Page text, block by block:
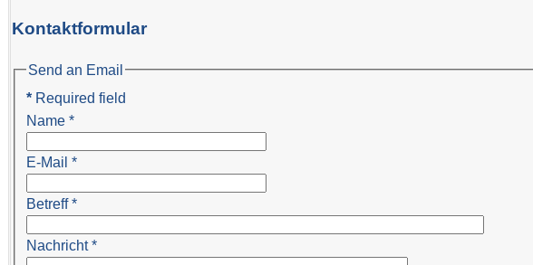
Kontaktformular
Send an Email
* Required field
Name *
E-Mail *
Betreff*
Nachricht*